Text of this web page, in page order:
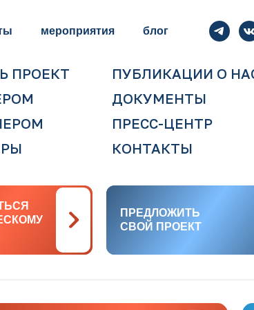
блог
мероприятия
ДОКУМЕНТЫ
ПРОЕКТ ПУБЛИКАЦИИ О
ПРЕСС-ЦЕНТР
КОНТАКТЫ
ПРЕДЛОЖИТЬ
СВОЙ ПРОЕКТ
ПРЕДЛОЖИТЬ
СВОЙ ПРОЕКТ